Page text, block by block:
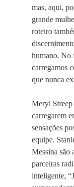
mas, aqui,
grande
roteiro
humano. No
carregamos
que nunca
Meryl Streep
carregarem
sensações
equipe.
Messina são
parceiras
inteligente,